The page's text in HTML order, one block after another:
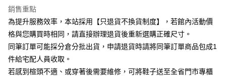
聯邦商業銀行
元大商業銀行
永豐商業銀行
台新國際商業銀行
中國信託商業銀行
台灣樂天信用卡公司
匯豐（台灣）商業銀行
聯邦商業銀行
遠東國際商業銀行
元大商業銀行
永豐商業銀行
玉山商業銀行
星展（台灣）商業銀行
台新國際商業銀行
台灣樂天信用卡公司
國泰世華商業銀行
臺灣中小企業銀行
匯豐（台灣）商業銀行
華泰商業銀行
聯邦商業銀行
遠東國際商業銀行
元大商業銀行
永豐商業銀行
玉山商業銀行
台新國際商業銀行
中國信託商業銀行
街口支付
悠遊付
Google Pay
ATM付款
銷售重點
為提升服務效率，本站採用【只退貨不換貨制度】，若館內活動價
格與您購買時相同，請直接辦理退貨後重新選購正確尺寸。
同筆訂單可能採分倉分批出貨，申請退貨時請將同筆訂單商品包成1
件給宅配人員收取。
若感到楦頭不適、或穿著後需要維修，可將鞋子送至全省門市專櫃